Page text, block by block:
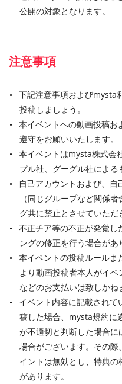
公開の対象となります。
注意事項
下記注意事項およびmysta
投稿しましょう。
本イベントへの動画投稿
遵守をお願いいたします。
本イベントはmysta株式会
プル社、グーグル社による
自己アカウントおよび、自
（同じグループなど関係
グ共に禁止とさせていただ
不正チア等の不正が発覚し
ングの修正を行う場合があ
本イベントの投稿ルール
より動画投稿者本人がイ
などのお支払いは致しかね
イベント内容に記載され
稿した場合、mysta規約に
が不適切と判断した場合
場合がございます。その
イントは無効とし、特典
があります。